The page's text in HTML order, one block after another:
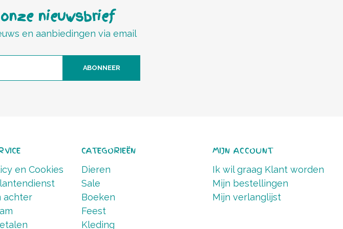
nieuwsbrief
en aanbiedingen via email
ABONNEER
en Cookies
achter
CATEGORIEËN
Dieren
Sale
Boeken
Feest
Kleding
MIJN ACCOUNT
Ik wil graag Klant worden
Mijn bestellingen
Mijn verlanglijst